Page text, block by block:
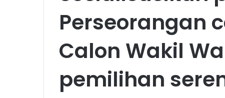
Perseorangan
Calon Wakil
pemilihan